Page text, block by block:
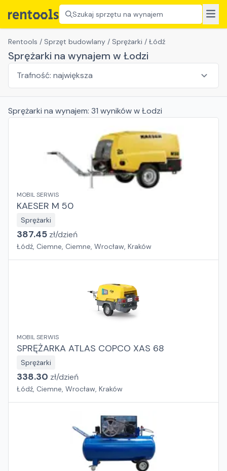
Szukaj sprzętu na wynajem
Rentools / Sprzęt budowlany / Sprężarki / Łódź
Sprężarki na wynajem w Łodzi
Sprężarki na wynajem: 31 wynikóww Łodzi
MOBIL SERWIS
KAESER M 50
Sprężarki
387.45 zł/dzień
Łódź, Ciemne, Ciemne, Wrocław, Kraków
MOBIL SERWIS
SPRĘŻARKA ATLAS COPCO XAS 68
Sprężarki
338.30 zł/dzień
Łódź, Ciemne, Wrocław, Kraków